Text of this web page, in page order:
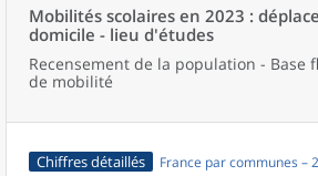
Mobilités scolaires en 2023 :
domicile - lieu d'études
Recensement de la population - Base
de mobilité
Chiffres détaillés France par communes –